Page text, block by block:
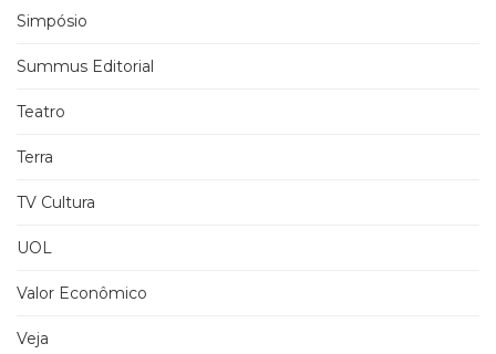
Simpósio
Summus Editorial
Teatro
Terra
TV Cultura
UOL
Valor Econômico
Veja